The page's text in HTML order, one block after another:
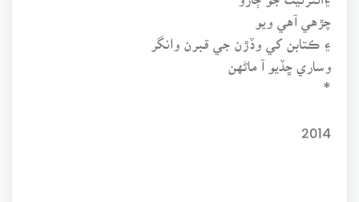
چڙهي آهي ويو
۽ ڪتابن کي وڏڙن جي قبرن وانگر
وساري ڇڏيو آ ماڻهن
*
2014